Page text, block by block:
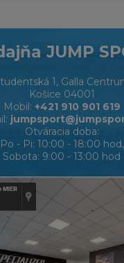
JUMP
1, Galla
Košice 04001
Mobil: +421 910 901 619
Otváracia doba:
Po - Pi: 10:00 - 18:00 hod,
Sobota: 9:00 - 13:00 hod